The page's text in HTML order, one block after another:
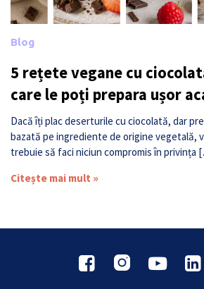
Blog
5 rețete vegane cu
care le poți prepara ușor
Dacă îți plac deserturile cu ciocolată, dar
bazată pe ingrediente de origine vegetală,
trebuie să faci niciun compromis în privința
Citește mai mult »